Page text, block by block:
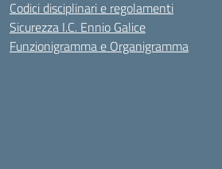
Codici disciplinari e regolamenti
Sicurezza I.C. Ennio Galice
Funzionigramma e Organigramma